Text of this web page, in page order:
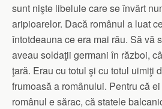
sunt nişte libelule care se învârt
aripioarelor. Dacă românul a luat
întotdeauna ce era mai rău. Să vă
aveau soldaţii germani în război,
ţară. Erau cu totul şi cu totul uimiţi
frumoasă a românului. Pentru că
românul e sărac, că statele